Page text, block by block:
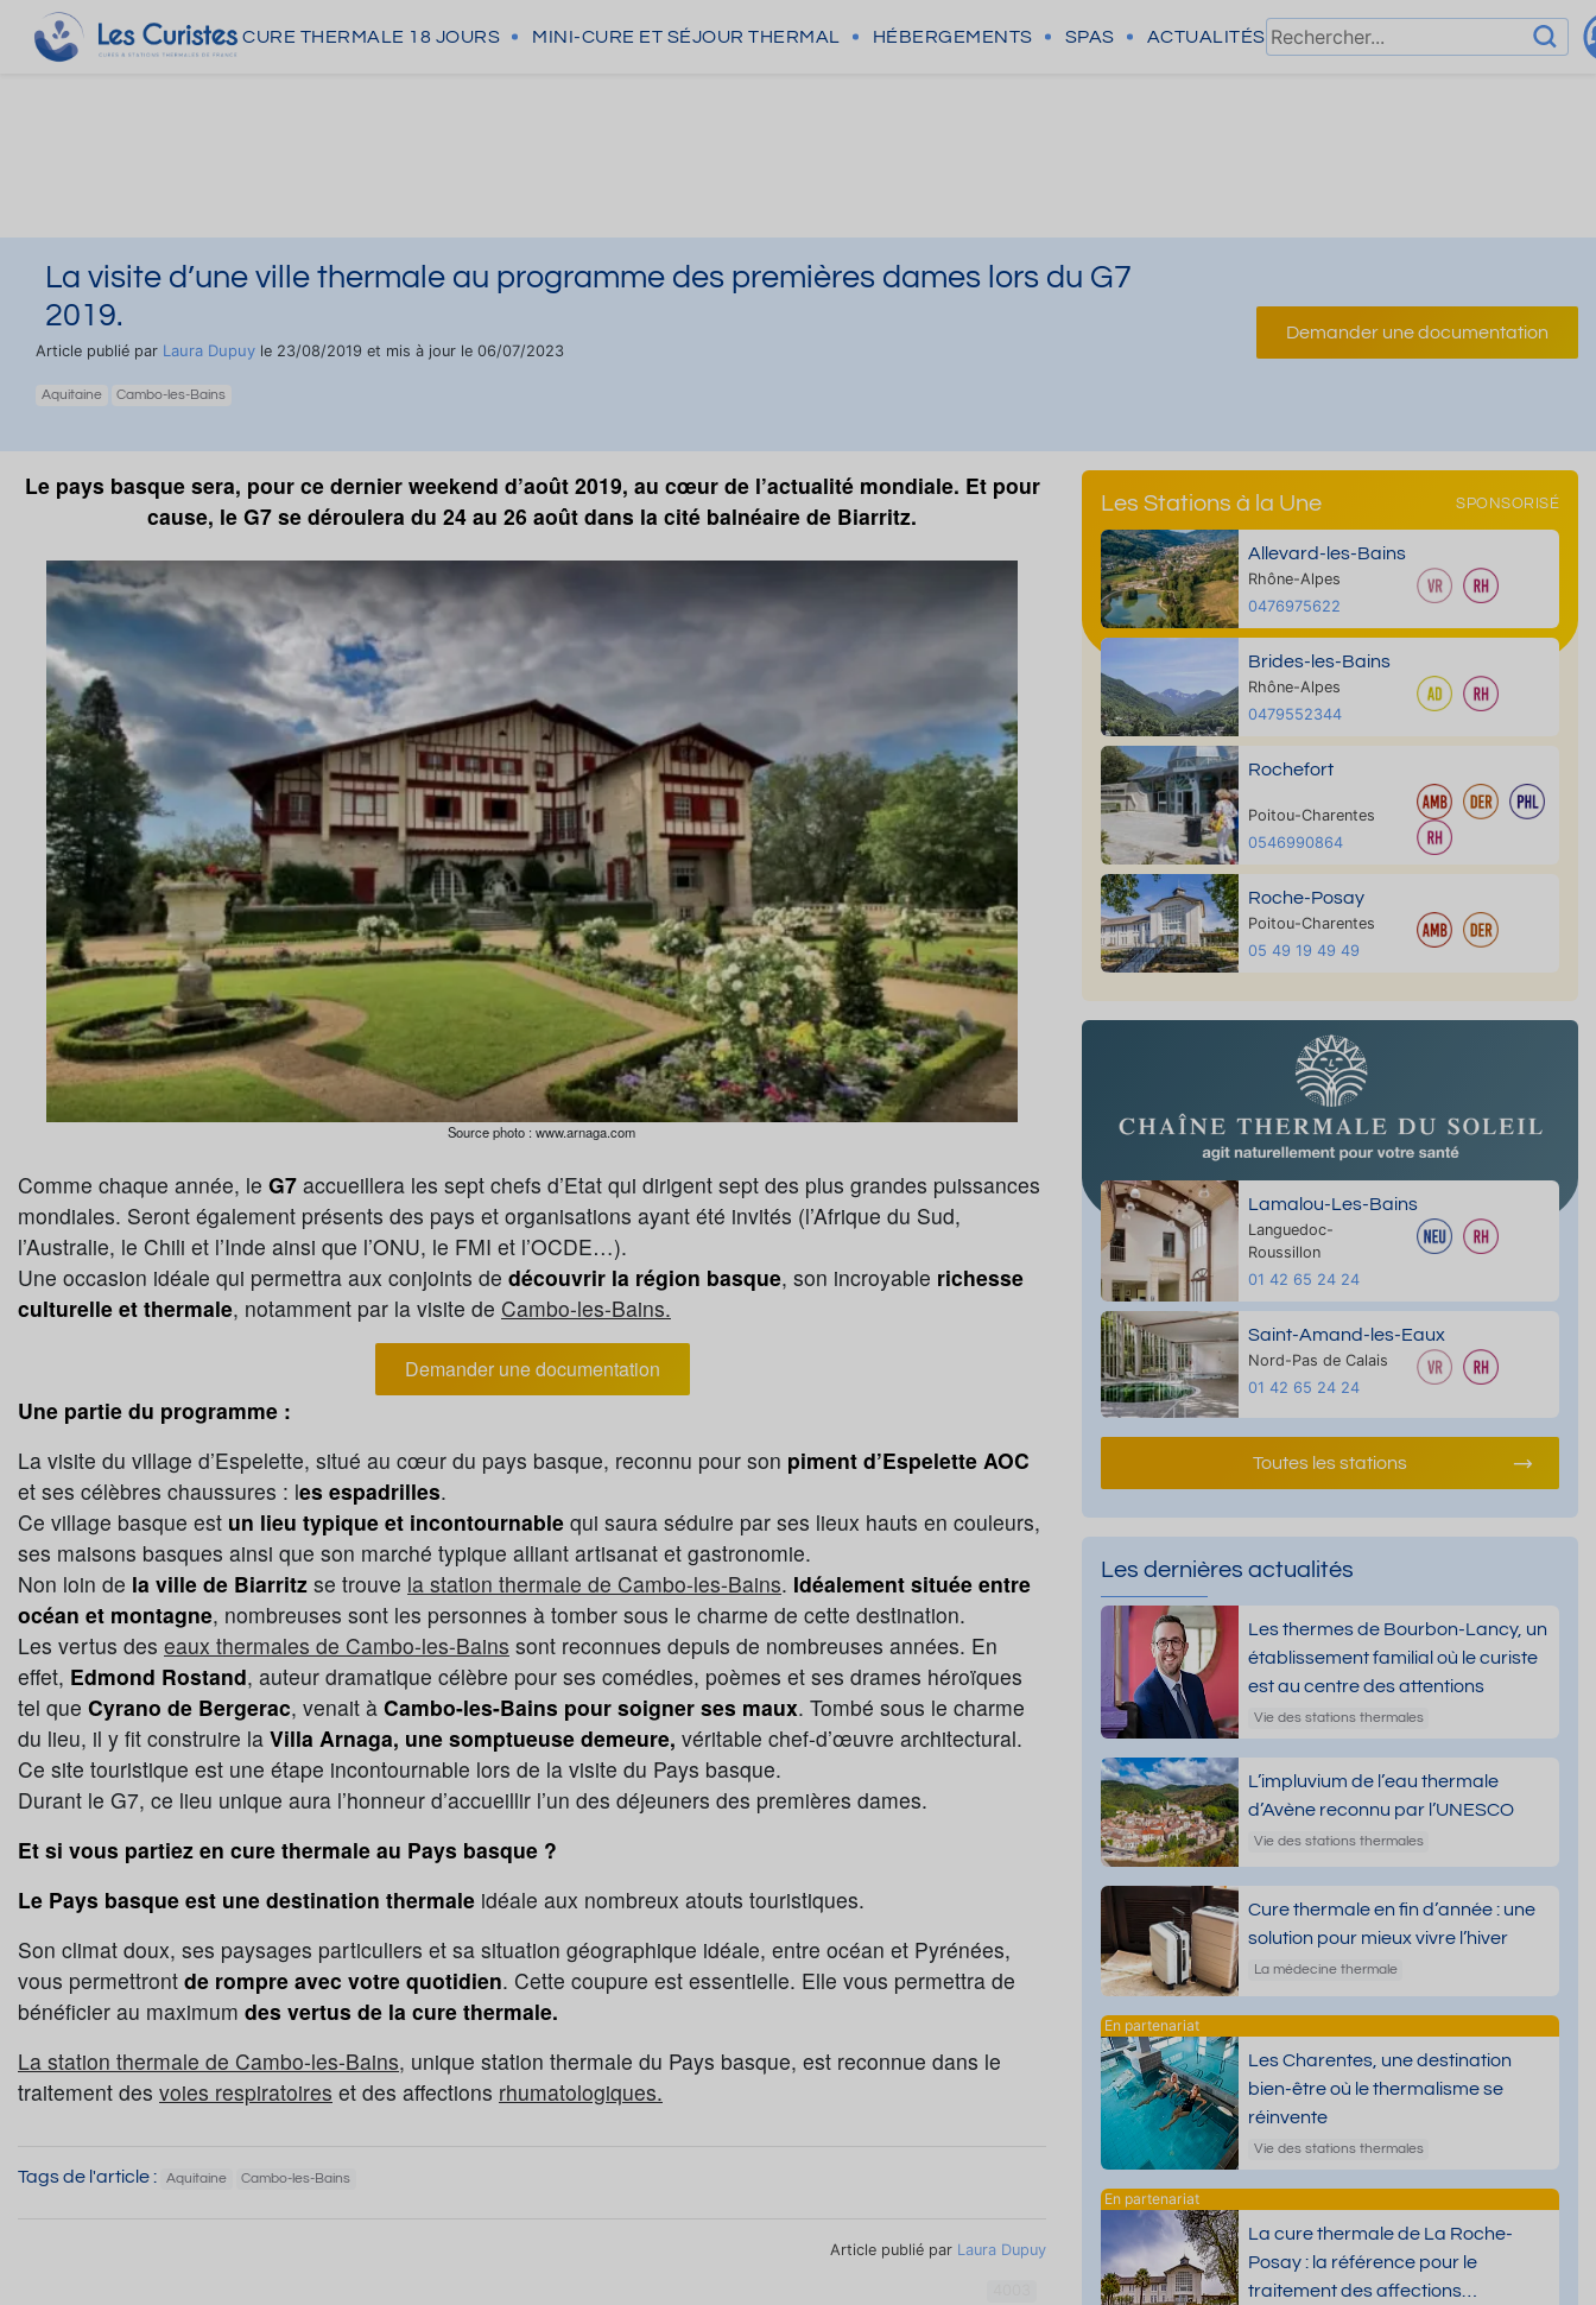
CURE THERMALE 18 JOURS MINI-CURE ET SÉJOUR THERMAL HÉBERGEMENTS SPAS ACTUALITÉS
La visite d’une ville thermale au programme des premières dames lors du G7
2019.
Article publié par Laura Dupuy le 23/08/2019 et mis à jour le 06/07/2023
Aquitaine Cambo-les-Bains
Demander une documentation
Le pays basque sera, pour ce dernier weekend d’août 2019, au cœur de l’actualité mondiale. Et pour
cause, le G7 se déroulera du 24 au 26 août dans la cité balnéaire de Biarritz.
Source photo : www.arnaga.com
Comme chaque année, le G7 accueillera les sept chefs d’Etat qui dirigent sept des plus grandes puissances
mondiales. Seront également présents des pays et organisations ayant été invités (l’Afrique du Sud,
l’Australie, le Chili et l’Inde ainsi que l’ONU, le FMI et l’OCDE…).
Une occasion idéale qui permettra aux conjoints de découvrir la région basque, son incroyable richesse
culturelle et thermale, notamment par la visite de Cambo-les-Bains.
Demander une documentation
Une partie du programme :
La visite du village d’Espelette, situé au cœur du pays basque, reconnu pour son piment d’Espelette AOC
et ses célèbres chaussures : les espadrilles.
Ce village basque est un lieu typique et incontournable qui saura séduire par ses lieux hauts en couleurs,
ses maisons basques ainsi que son marché typique alliant artisanat et gastronomie.
Non loin de la ville de Biarritz se trouve la station thermale de Cambo-les-Bains. Idéalement située entre
océan et montagne, nombreuses sont les personnes à tomber sous le charme de cette destination.
Les vertus des eaux thermales de Cambo-les-Bains sont reconnues depuis de nombreuses années. En
effet, Edmond Rostand, auteur dramatique célèbre pour ses comédies, poèmes et ses drames héroïques
tel que Cyrano de Bergerac, venait à Cambo-les-Bains pour soigner ses maux. Tombé sous le charme
du lieu, il y fit construire la Villa Arnaga, une somptueuse demeure, véritable chef-d’œuvre architectural.
Ce site touristique est une étape incontournable lors de la visite du Pays basque.
Durant le G7, ce lieu unique aura l’honneur d’accueillir l’un des déjeuners des premières dames.
Et si vous partiez en cure thermale au Pays basque ?
Le Pays basque est une destination thermale idéale aux nombreux atouts touristiques.
Son climat doux, ses paysages particuliers et sa situation géographique idéale, entre océan et Pyrénées,
vous permettront de rompre avec votre quotidien. Cette coupure est essentielle. Elle vous permettra de
bénéficier au maximum des vertus de la cure thermale.
La station thermale de Cambo-les-Bains, unique station thermale du Pays basque, est reconnue dans le
traitement des voies respiratoires et des affections rhumatologiques.
Tags de l'article : Aquitaine Cambo-les-Bains
Article publié par Laura Dupuy
Les Stations à la Une SPONSORISÉ
Allevard-les-Bains
Rhône-Alpes
0476975622
Brides-les-Bains
Rhône-Alpes
0479552344
Rochefort
Poitou-Charentes
0546990864
Roche-Posay
Poitou-Charentes
05 49 19 49 49
Lamalou-Les-Bains
Languedoc-
Roussillon
01 42 65 24 24
Saint-Amand-les-Eaux
Nord-Pas de Calais
01 42 65 24 24
Toutes les stations
Les dernières actualités
Les thermes de Bourbon-Lancy, un
établissement familial où le curiste
est au centre des attentions
Vie des stations thermales
L’impluvium de l’eau thermale
d’Avène reconnu par l’UNESCO
Vie des stations thermales
Cure thermale en fin d’année : une
solution pour mieux vivre l’hiver
La médecine thermale
Les Charentes, une destination
bien-être où le thermalisme se
réinvente
Vie des stations thermales
La cure thermale de La Roche-
Posay : la référence pour le
traitement des affections